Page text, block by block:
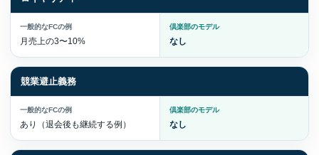
月売上の3〜10% なし
競業避止義務
あり（退会後も継続する例） なし